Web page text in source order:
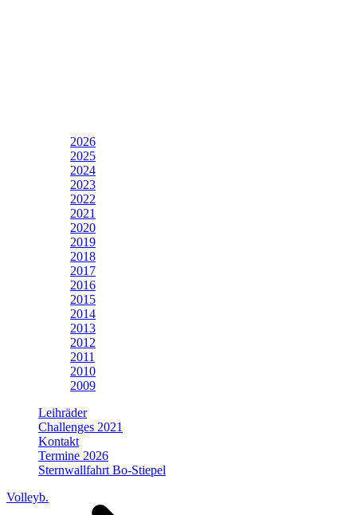
2026
2025
2024
2023
2022
2021
2020
2019
2018
2017
2016
2015
2014
2013
2012
2011
2010
2009
Leihräder
Challenges 2021
Kontakt
Termine 2026
Sternwallfahrt Bo-Stiepel
Volleyb.